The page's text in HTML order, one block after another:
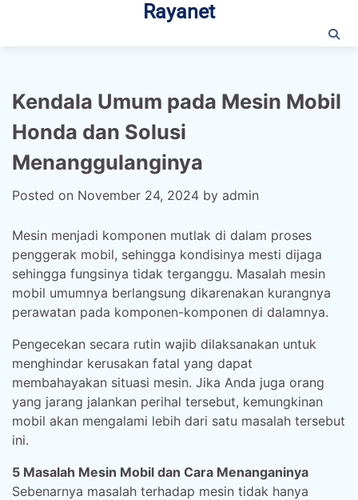
content
Rayanet
Kendala Umum pada Mesin Mobil
Honda dan Solusi
Menanggulanginya
Posted on November 24, 2024 by admin
Mesin menjadi komponen mutlak di dalam proses
penggerak mobil, sehingga kondisinya mesti dijaga
sehingga fungsinya tidak terganggu. Masalah mesin
mobil umumnya berlangsung dikarenakan kurangnya
perawatan pada komponen-komponen di dalamnya.
Pengecekan secara rutin wajib dilaksanakan untuk
menghindar kerusakan fatal yang dapat
membahayakan situasi mesin. Jika Anda juga orang
yang jarang jalankan perihal tersebut, kemungkinan
mobil akan mengalami lebih dari satu masalah tersebut
ini.
5 Masalah Mesin Mobil dan Cara Menanganinya
Sebenarnya masalah terhadap mesin tidak hanya